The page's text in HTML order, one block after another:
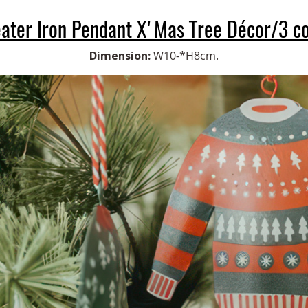
Iron Pendant X'Mas Tree Décor/3
Dimension:W10-*H8cm.